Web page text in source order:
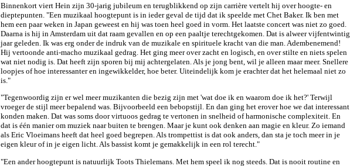
Binnenkort viert Hein zijn 30-jarig jubileum en terugblikkend op zijn carrière vertelt hij over hoogte- en
dieptepunten. "Een muzikaal hoogtepunt is in ieder geval de tijd dat ik speelde met Chet Baker. Ik ben met
hem een paar weken in Japan geweest en hij was toen heel goed in vorm. Het laatste concert was niet zo goed.
Daarna is hij in Amsterdam uit dat raam gevallen en op een paaltje terechtgekomen. Dat is alweer vijfentwintig
jaar geleden. Ik was erg onder de indruk van de muzikale en spirituele kracht van die man. Adembenemend!
Hij vertoonde anti-macho muzikaal gedrag. Het ging meer over zacht en logisch, en over stilte en niets spelen
wat niet nodig is. Dat heeft zijn sporen bij mij achtergelaten. Als je jong bent, wil je alleen maar meer. Snellere
loopjes of hoe interessanter en ingewikkelder, hoe beter. Uiteindelijk kom je erachter dat het helemaal niet zo
is."
"Tegenwoordig zijn er wel meer muzikanten die bezig zijn met 'wat doe ik en waarom doe ik het?' Terwijl
vroeger de stijl meer bepalend was. Bijvoorbeeld een bebopstijl. En dan ging het erover hoe we dat interessant
konden maken. Dat was soms door virtuoos gedrag te vertonen in snelheid of harmonische complexiteit. En
dat is één manier om muziek naar buiten te brengen. Maar je kunt ook denken aan magie en kleur. Zo iemand
als Eric Vloeimans heeft dat heel goed begrepen. Als trompettist is dat ook anders, dan sta je toch meer in je
eigen kleur of in je eigen licht. Als bassist komt je gemakkelijk in een rol terecht."
"Een ander hoogtepunt is natuurlijk Toots Thielemans. Met hem speel ik nog steeds. Dat is nooit routine en